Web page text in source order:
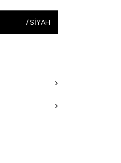
/SIYAH